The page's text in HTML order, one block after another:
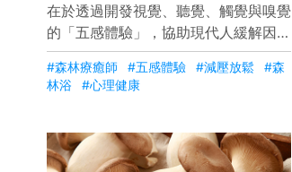
在於透過開發視覺、聽覺、觸覺與嗅覺
的「五感體驗」，協助現代人緩解因忙
碌生活產生的焦慮、壓力與失眠。透過
引導深呼吸與大自然建立連結，森林療
癒不僅能帶來生理的放鬆，更能協助參
靈的平靜與生命動力。
#森林療癒師 #五感體驗 #減壓放鬆
#森
林浴
#心理健康